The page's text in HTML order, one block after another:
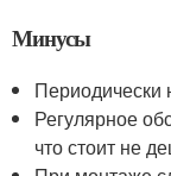
Минусы
Периодически
Регулярное
что стоит не